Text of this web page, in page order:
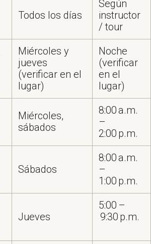
Todos los días
Según
instructor
/ tour
Miércoles y
jueves
(verificar en el
lugar)
Noche
(verificar
en el
lugar)
Miércoles,
sábados
8:00 a.m.
–
2:00 p.m.
Sábados
8:00 a.m.
–
1:00 p.m.
Jueves
5:00 –
9:30 p.m.